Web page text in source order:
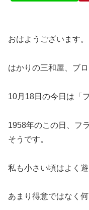
おはようございます。
はかりの三和屋、ブ
10月18日の今日は「
1958年のこの日、フ
そうです。
私も小さい頃はよく遊
あまり得意ではなく